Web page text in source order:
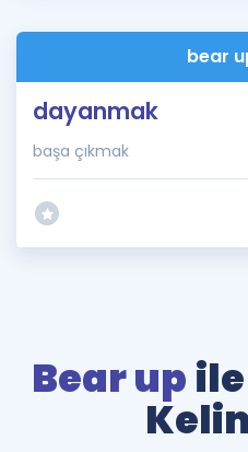
İngilizce Gramer
bear
dayanmak
başa çıkmak
Bear up